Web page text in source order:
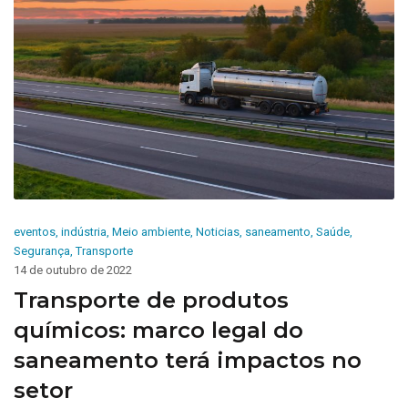
eventos indústria Meio ambiente Noticias saneamento Saúde
Segurança ,Transporte
14 de outubro de 2022
Transporte de produtos
químicos: marco legal do
saneamento terá impactos no
setor